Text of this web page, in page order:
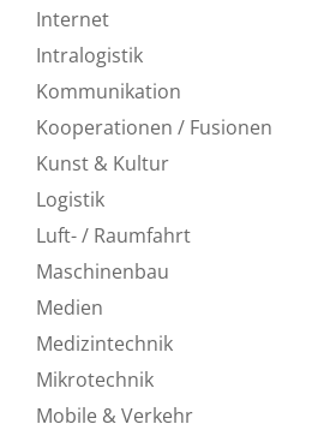
Internet
Intralogistik
Kommunikation
Kooperationen / Fusionen
Kunst & Kultur
Logistik
Luft- / Raumfahrt
Maschinenbau
Medien
Medizintechnik
Mikrotechnik
Mobile & Verkehr